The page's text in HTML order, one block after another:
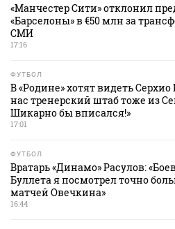
«Манчестер Сити» отклонил
«Барселоны» в €50 млн за
СМИ
17:16
ФУТБОЛ
В «Родине» хотят видеть Серхио
нас тренерский штаб тоже из
Шикарно бы вписался!»
17:01
ФУТБОЛ
Вратарь «Динамо» Расулов:
Буллета я посмотрел точно
матчей Овечкина»
16:44